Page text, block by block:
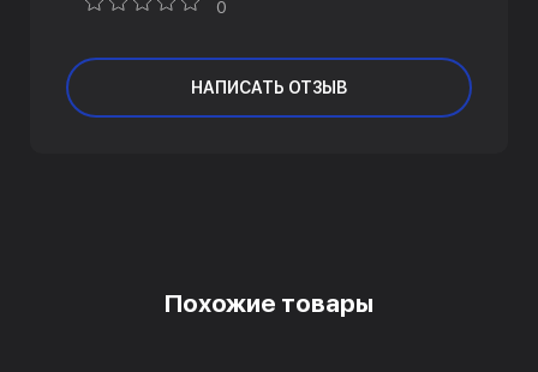
0
НАПИСАТЬ ОТЗЫВ
Похожие товары